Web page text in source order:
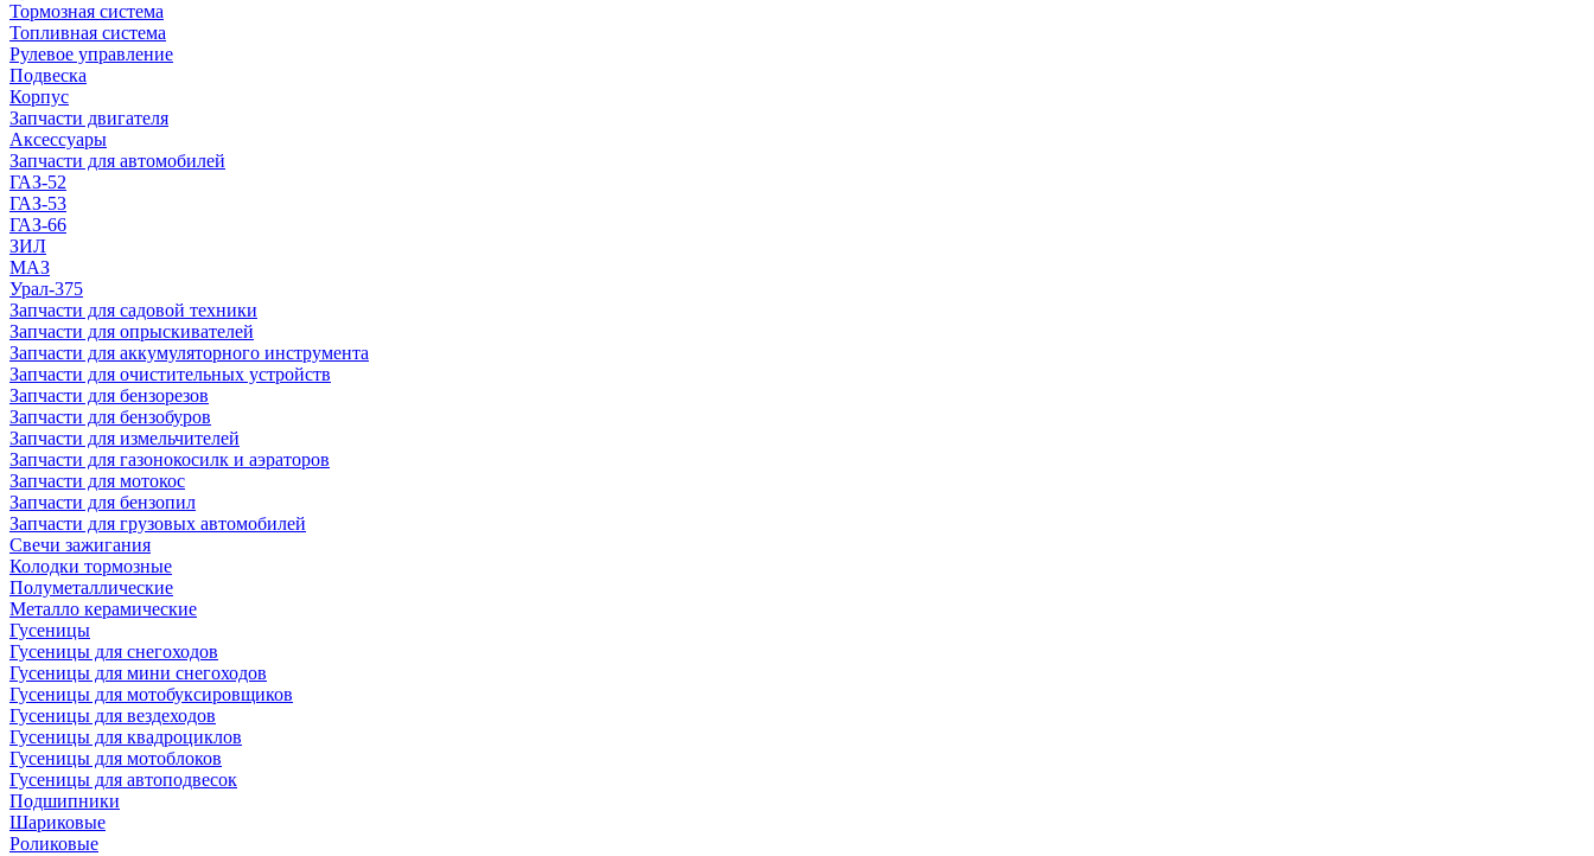
Тормозная система
Топливная система
Рулевое управление
Подвеска
Корпус
Запчасти двигателя
Аксессуары
Запчасти для автомобилей
ГАЗ-52
ГАЗ-53
ГАЗ-66
ЗИЛ
МАЗ
Урал-375
Запчасти для садовой техники
Запчасти для опрыскивателей
Запчасти для аккумуляторного инструмента
Запчасти для очистительных устройств
Запчасти для бензорезов
Запчасти для бензобуров
Запчасти для измельчителей
Запчасти для газонокосилк и аэраторов
Запчасти для мотокос
Запчасти для бензопил
Запчасти для грузовых автомобилей
Свечи зажигания
Колодки тормозные
Полуметаллические
Металло керамические
Гусеницы
Гусеницы для снегоходов
Гусеницы для мини снегоходов
Гусеницы для мотобуксировщиков
Гусеницы для вездеходов
Гусеницы для квадроциклов
Гусеницы для мотоблоков
Гусеницы для автоподвесок
Подшипники
Шариковые
Роликовые